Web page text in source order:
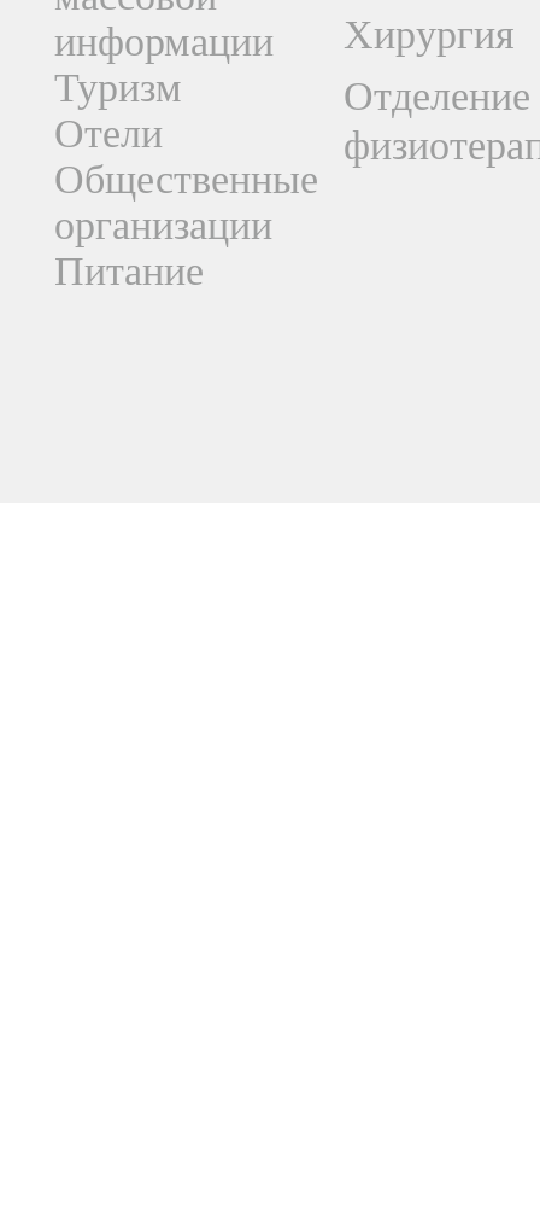
информации
Туризм
Отели
Общественные
организации
Питание
Хирургия
Отделение